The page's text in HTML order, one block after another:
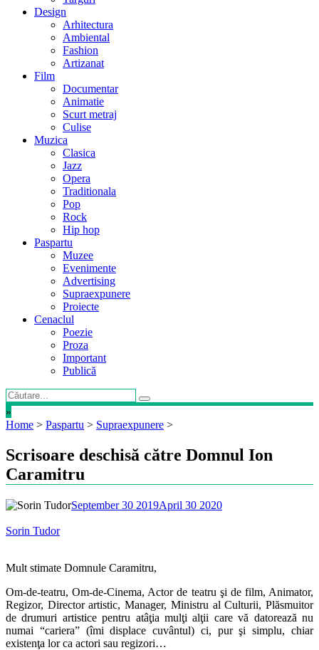
Design
Arhitectura
Ambiental
Fashion
Artizanat
Film
Documentar
Animatie
Scurt metraj
Culise
Muzica
Clasica
Jazz
Opera
Traditionala
Pop
Rock
Hip hop
Paspartu
Muzee
Evenimente
Advertising
Supraexpunere
Proiecte
Cenaclul
Poezie
Proza
Important
Publică
»
Home > Paspartu > Supraexpunere >
Scrisoare deschisă către Domnul Ion
Caramitru
September 30 2019April 30 2020
Sorin Tudor
Mult stimate Domnule Caramitru,
Om-de-teatru, Om-de-Cinema, Actor de teatru şi de film, Animator,
Regizor, Director artistic, Manager, Ministru al Culturii, Plăsmuitor
de drumuri artistice pentru atâţia mulţi alţii care vă datorează nu
numai “cariera” (îmi displace cuvântul) ci, pur şi simplu, chiar
existenţa lor ca actori sau regizori…